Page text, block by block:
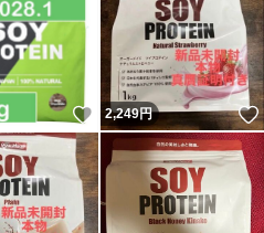
いいね！
2,249円